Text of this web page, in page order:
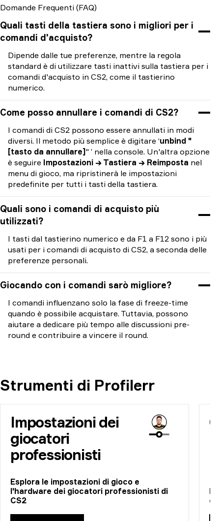
Domande Frequenti (FAQ)
Quali tasti della tastiera sono i migliori per i
comandi d'acquisto?
Dipende dalle tue preferenze, mentre la regola
standard è di utilizzare tasti inattivi sulla tastiera per i
comandi d'acquisto in CS2, come il tastierino
numerico.
Come posso annullare i comandi di CS2?
I comandi di CS2 possono essere annullati in modi
diversi. Il metodo più semplice è digitare ‘unbind "
[tasto da annullare] " ’ nella console. Un'altra opzione
è seguire Impostazioni → Tastiera → Reimposta nel
menu di gioco, ma ripristinerà le impostazioni
predefinite per tutti i tasti della tastiera.
Quali sono i comandi di acquisto più
utilizzati?
I tasti dal tastierino numerico e da F1 a F12 sono i più
usati per i comandi di acquisto di CS2, a seconda delle
preferenze personali.
Giocando con i comandi sarò migliore?
I comandi influenzano solo la fase di freeze-time
quando è possibile acquistare. Tuttavia, possono
aiutare a dedicare più tempo alle discussioni pre-
round e contribuire a vincere il round.
Strumenti di Profilerr
Impostazioni dei
giocatori
professionisti
Esplora le impostazioni di gioco e
l'hardware dei giocatori professionisti di
CS2